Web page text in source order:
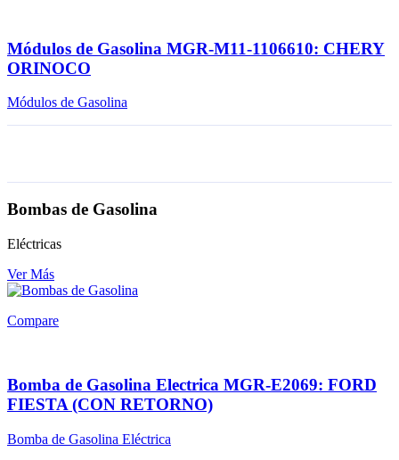
Módulos de Gasolina MGR-M11-1106610: CHERY
ORINOCO
Módulos de Gasolina
Bombas de Gasolina
Eléctricas
Ver Más
Compare
Bomba de Gasolina Electrica MGR-E2069: FORD
FIESTA (CON RETORNO)
Bomba de Gasolina Eléctrica